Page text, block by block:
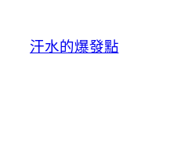
汗水的爆發點